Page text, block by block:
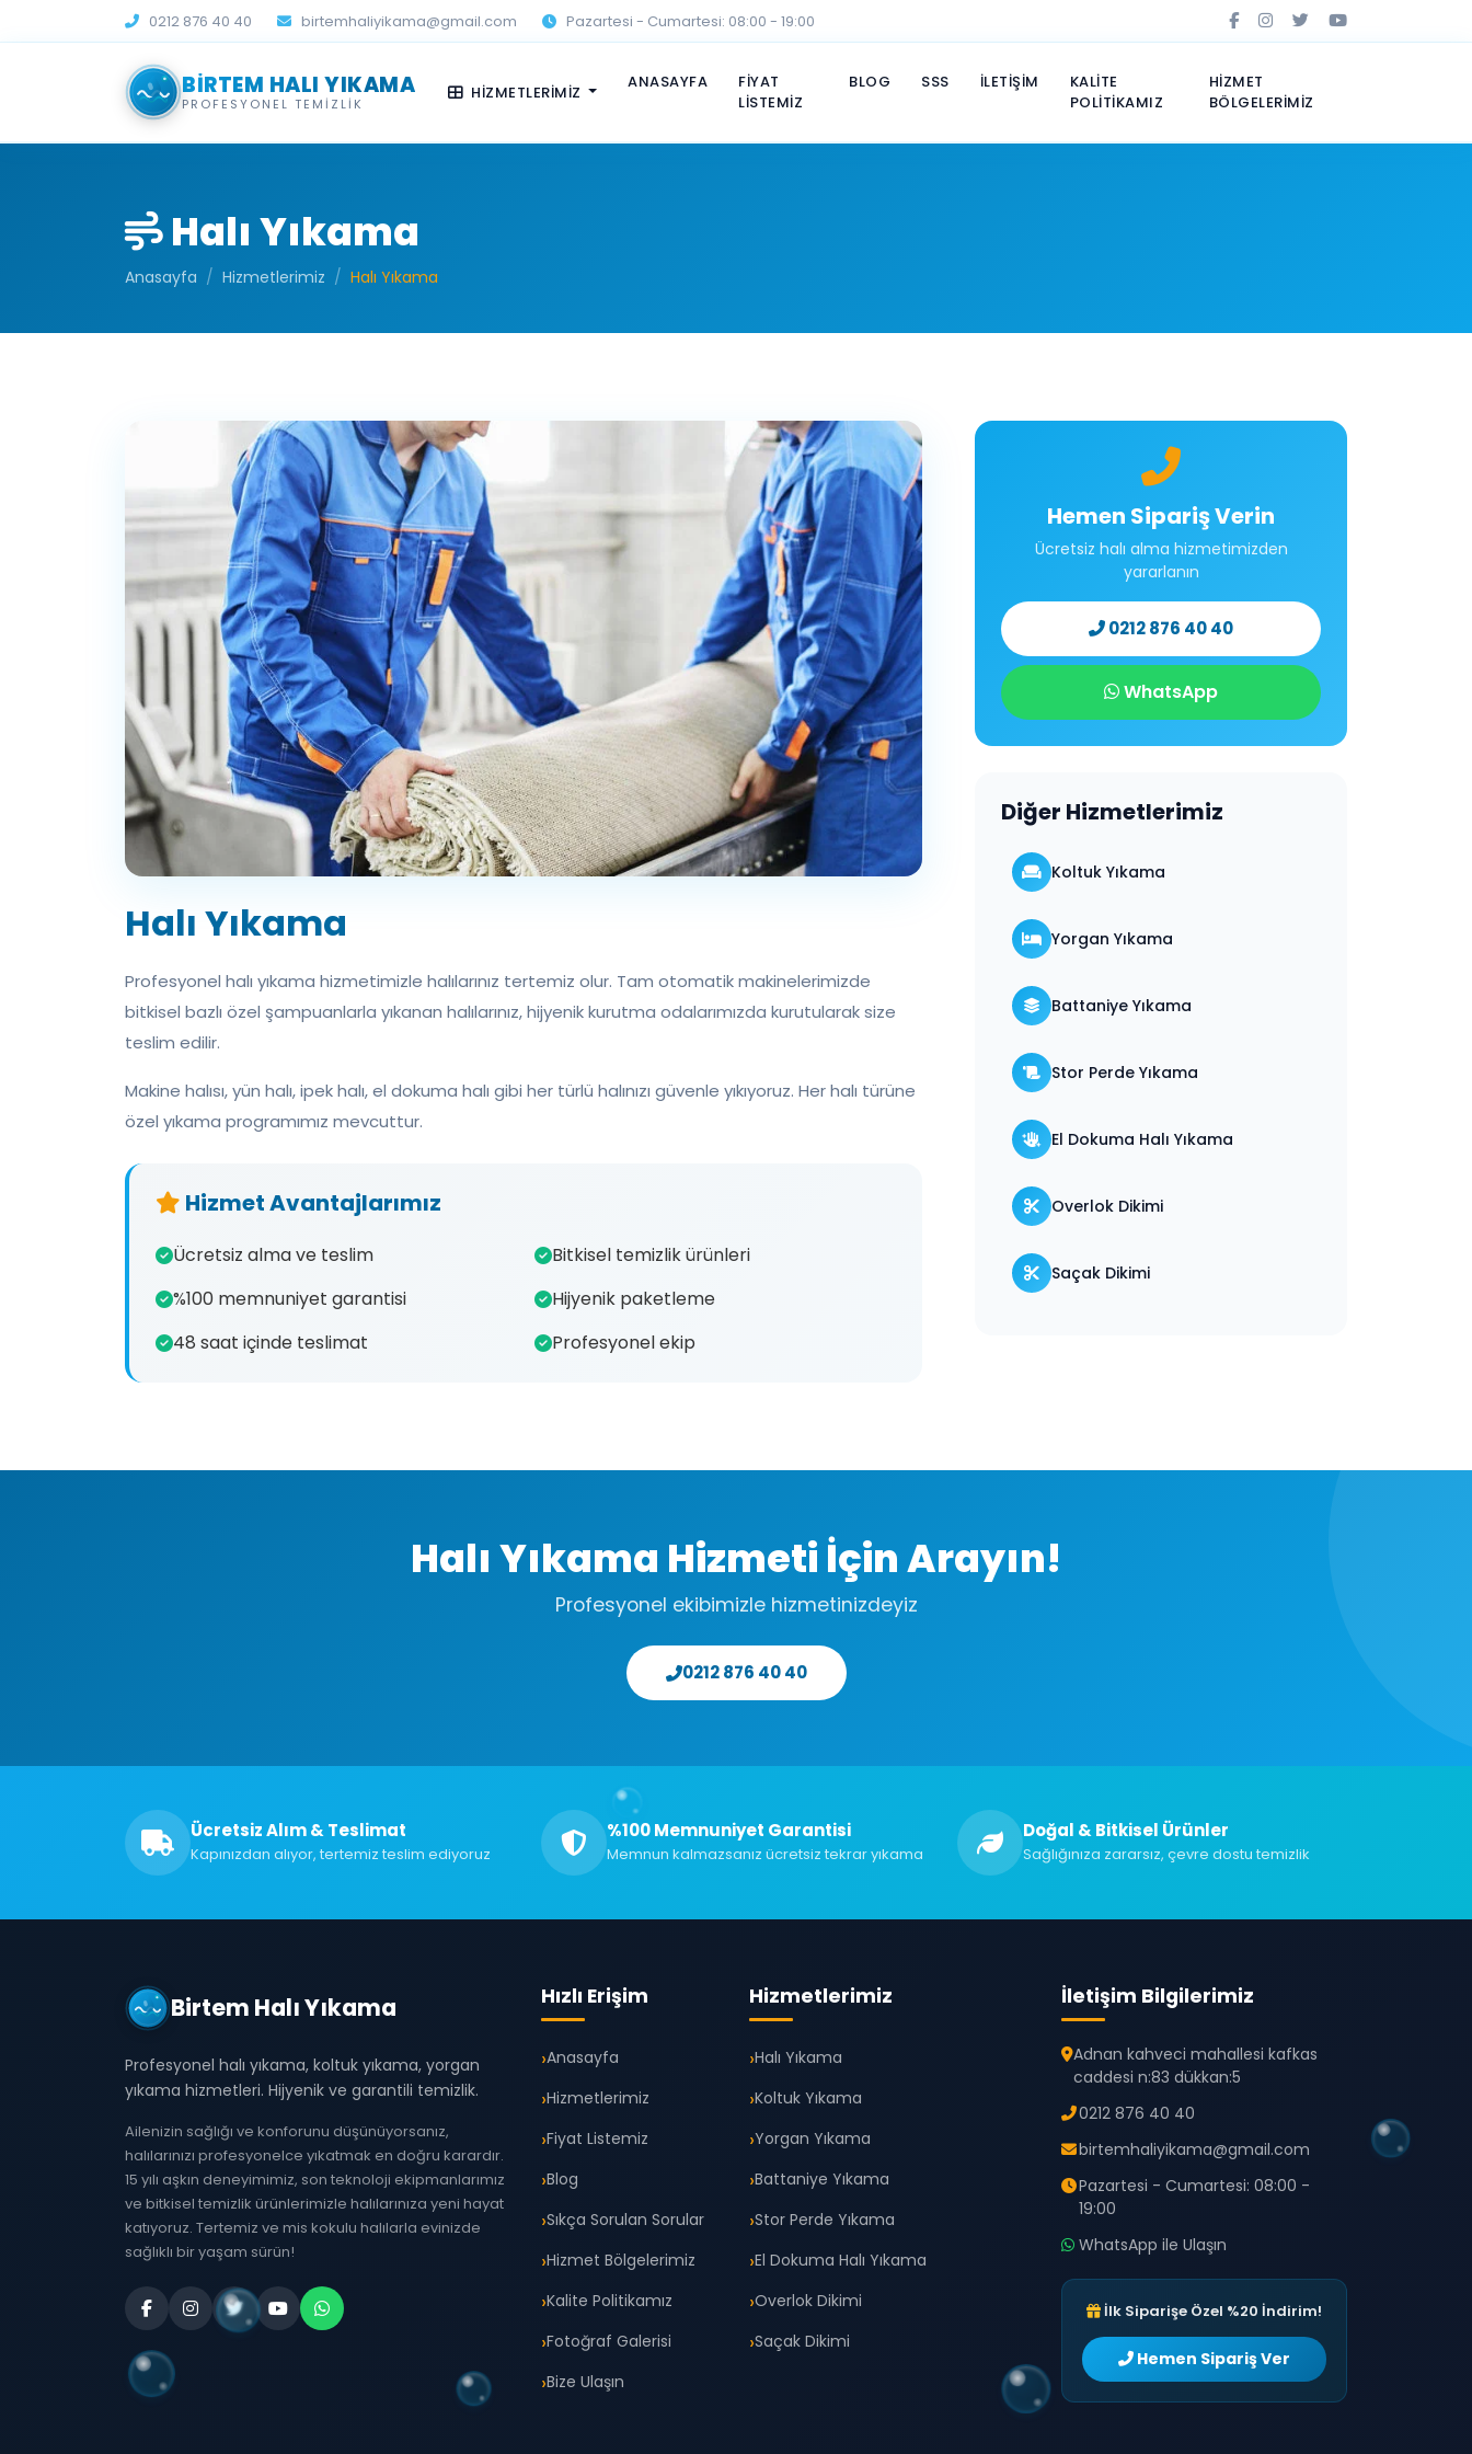
0212 876 40 40 birtemhaliyikama@gmail.com Pazartesi - Cumartesi: 08:00 - 19:00
BIRTEM HALI YIKAMA
PROFESYONEL TEMIZLIK
HİZMETLERİMİZ ANASAYFA
FİYAT
LİSTEMİZ
BLOG SSS İLETİŞİM
KALİTE
POLİTİKAMIZ
HİZMET
BÖLGELERİMİZ
Halı Yıkama
Anasayfa Hizmetlerimiz Halı Yıkama
Halı Yıkama
Profesyonel halı yıkama hizmetimizle halılarınız tertemiz olur. Tam otomatik makinelerimizde
bitkisel bazlı özel şampuanlarla yıkanan halılarınız, hijyenik kurutma odalarımızda kurutularak size
teslim edilir.
Makine halısı, yün halı, ipek halı, el dokuma halı gibi her türlü halınızı güvenle yıkıyoruz. Her halı türüne
özel yıkama programımız mevcuttur.
Hizmet Avantajlarımız
Ücretsiz alma ve teslim
Bitkisel temizlik ürünleri
%100 memnuniyet garantisi
Hijyenik paketleme
48 saat içinde teslimat
Profesyonel ekip
Hemen Sipariş Verin
Ücretsiz halı alma hizmetimizden
yararlanın
0212 876 40 40
WhatsApp
Diğer Hizmetlerimiz
Koltuk Yıkama
Yorgan Yıkama
Battaniye Yıkama
Stor Perde Yıkama
El Dokuma Halı Yıkama
Overlok Dikimi
Saçak Dikimi
Halı Yıkama Hizmeti İçin Arayın!
Profesyonel ekibimizle hizmetinizdeyiz
0212 876 40 40
Ücretsiz Alım & Teslimat
Kapınızdan alıyor, tertemiz teslim ediyoruz
%100 Memnuniyet Garantisi
Memnun kalmazsanız ücretsiz tekrar yıkama
Doğal & Bitkisel Ürünler
Sağlığınıza zararsız, çevre dostu temizlik
Birtem Halı Yıkama
Profesyonel halı yıkama, koltuk yıkama, yorgan
yıkama hizmetleri. Hijyenik ve garantili temizlik.
Ailenizin sağlığı ve konforunu düşünüyorsanız,
halılarınızı profesyonelce yıkatmak en doğru karardır.
15 yılı aşkın deneyimimiz, son teknoloji ekipmanlarımız
ve bitkisel temizlik ürünlerimizle halılarınıza yeni hayat
katıyoruz. Tertemiz ve mis kokulu halılarla evinizde
sağlıklı bir yaşam sürün!
Hızlı Erişim
Anasayfa
Hizmetlerimiz
Fiyat Listemiz
Blog
Sıkça Sorulan Sorular
Hizmet Bölgelerimiz
Kalite Politikamız
Fotoğraf Galerisi
Bize Ulaşın
Hizmetlerimiz
Halı Yıkama
Koltuk Yıkama
Yorgan Yıkama
Battaniye Yıkama
Stor Perde Yıkama
El Dokuma Halı Yıkama
Overlok Dikimi
Saçak Dikimi
İletişim Bilgilerimiz
Adnan kahveci mahallesi kafkas
caddesi n:83 dükkan:5
0212 876 40 40
birtemhaliyikama@gmail.com
Pazartesi - Cumartesi: 08:00 -
19:00
WhatsApp ile Ulaşın
İlk Siparişe Özel %20 İndirim!
Hemen Sipariş Ver